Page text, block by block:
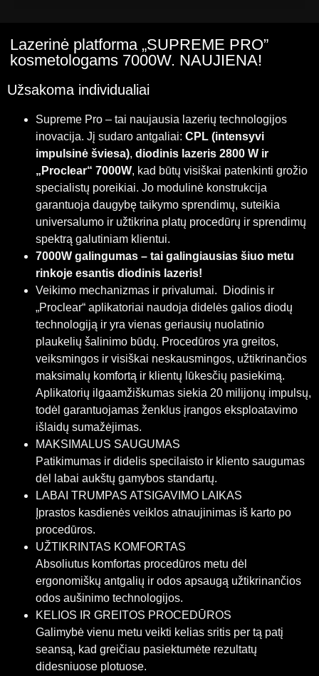
Lazerinė platforma „SUPREME PRO”
kosmetologams 7000W. NAUJIENA!
Užsakoma individualiai
Supreme Pro – tai naujausia lazerių technologijos
inovacija. Jį sudaro antgaliai: CPL (intensyvi
impulsinė šviesa), diodinis lazeris 2800 W ir
„Proclear“ 7000W, kad būtų visiškai patenkinti grožio
specialistų poreikiai. Jo modulinė konstrukcija
garantuoja daugybę taikymo sprendimų, suteikia
universalumo ir užtikrina platų procedūrų ir sprendimų
spektrą galutiniam klientui.
7000W galingumas – tai galingiausias šiuo metu
rinkoje esantis diodinis lazeris!
Veikimo mechanizmas ir privalumai. Diodinis ir
„Proclear“ aplikatoriai naudoja didelės galios diodų
technologiją ir yra vienas geriausių nuolatinio
plaukelių šalinimo būdų. Procedūros yra greitos,
veiksmingos ir visiškai neskausmingos, užtikrinančios
maksimalų komfortą ir klientų lūkesčių pasiekimą.
Aplikatorių ilgaamžiškumas siekia 20 milijonų impulsų,
todėl garantuojamas ženklus įrangos eksploatavimo
išlaidų sumažėjimas.
MAKSIMALUS SAUGUMAS
Patikimumas ir didelis specilaisto ir kliento saugumas
dėl labai aukštų gamybos standartų.
LABAI TRUMPAS ATSIGAVIMO LAIKAS
Įprastos kasdienės veiklos atnaujinimas iš karto po
procedūros.
UŽTIKRINTAS KOMFORTAS
Absoliutus komfortas procedūros metu dėl
ergonomiškų antgalių ir odos apsaugą užtikrinančios
odos aušinimo technologijos.
KELIOS IR GREITOS PROCEDŪROS
Galimybė vienu metu veikti kelias sritis per tą patį
seansą, kad greičiau pasiektumėte rezultatų
didesniuose plotuose.